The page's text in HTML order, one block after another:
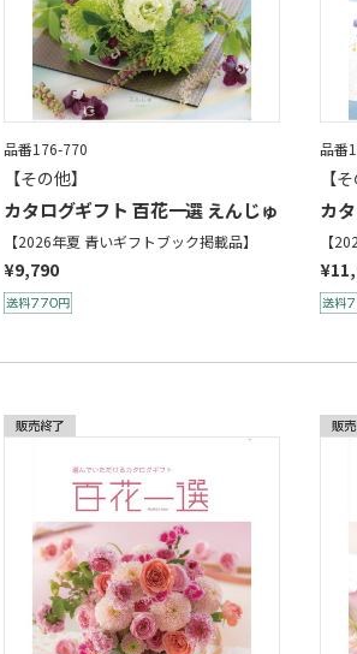
品番176-770
【その他】
カタログギフト 百花一選 えんじゅ
【2026年夏 青いギフトブック掲載品】
¥9,790
品番
【
カ
【